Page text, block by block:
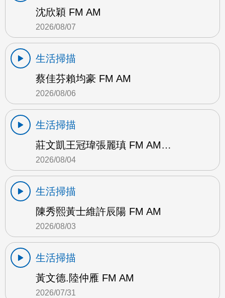
沈欣穎 FM AM
2026/08/07
生活掃描
蔡佳芬賴均豪 FM AM
2026/08/06
生活掃描
莊文凱王冠瑋張麗瑱 FM AM…
2026/08/04
生活掃描
陳秀熙黃士維許辰陽 FM AM
2026/08/03
生活掃描
黃文德.陸仲雁 FM AM
2026/07/31